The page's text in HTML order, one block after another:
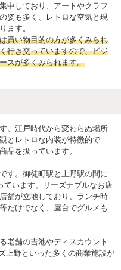
中しており、アートやクラフ
姿も多く、レトロな空気と現
ます。
買い物目的の方が多くみられ
行き交っていますので、ビジ
スが多くみられます。
。江戸時代から変わらぬ場所
とレトロな内装が特徴的で
品を扱っています。
す。御徒町駅と上野駅の間に
ています。リーズナブルなお店
舗が立地しており、ランチ時
だけでなく、屋台でグルメも
老舗の吉池やディスカウント
上野といった多くの商業施設が